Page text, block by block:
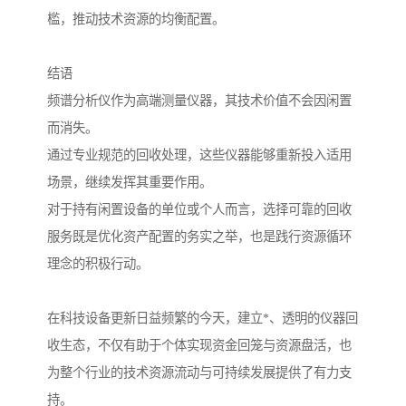
槛，推动技术资源的均衡配置。
结语
频谱分析仪作为高端测量仪器，其技术价值不会因闲置
而消失。
通过专业规范的回收处理，这些仪器能够重新投入适用
场景，继续发挥其重要作用。
对于持有闲置设备的单位或个人而言，选择可靠的回收
服务既是优化资产配置的务实之举，也是践行资源循环
理念的积极行动。
在科技设备更新日益频繁的今天，建立*、透明的仪器回
收生态，不仅有助于个体实现资金回笼与资源盘活，也
为整个行业的技术资源流动与可持续发展提供了有力支
持。